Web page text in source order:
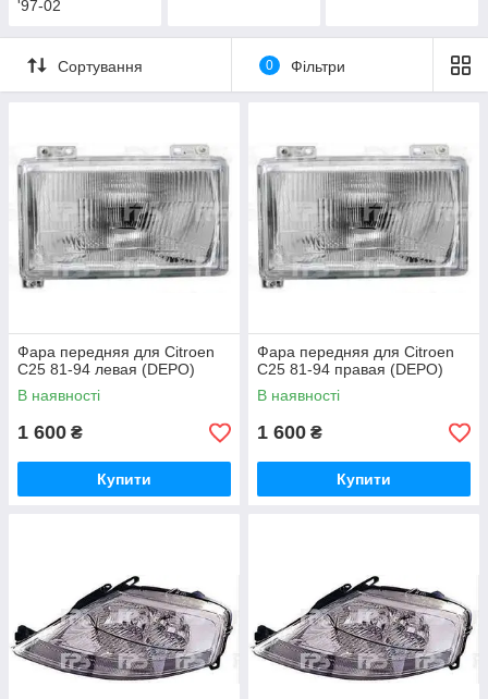
'97-02
Сортування 0 Фільтри
Фара передняя для Citroen
C25 81-94 левая (DEPO)
В наявності
1 600 ₴
Купити
Фара передняя для Citroen
C25 81-94 правая (DEPO)
В наявності
1 600 ₴
Купити